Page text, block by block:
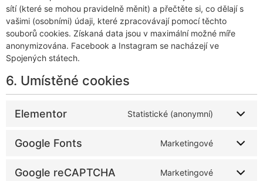
sítí (které se mohou pravidelně měnit) a přečtěte si, co dělají s
vašimi (osobními) údaji, které zpracovávají pomocí těchto
souborů cookies. Získaná data jsou v maximální možné míře
anonymizována. Facebook a Instagram se nacházejí ve
Spojených státech.
6. Umístěné cookies
Elementor Statistické (anonymní)
Google Fonts Marketingové
Google reCAPTCHA Marketingové